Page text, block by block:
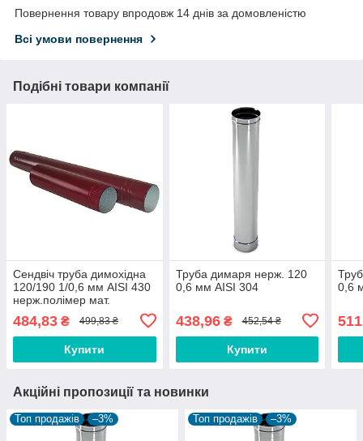
Повернення товару впродовж 14 днів за домовленістю
Всі умови повернення
Подібні товари компанії
Сендвіч труба димохідна
120/190 1/0,6 мм AISI 430
нерж.полімер мат.
484,83 ₴ 499,83 ₴
Купити
Труба димаря нерж. 120
0,6 мм AISI 304
438,96₴ 452,54 ₴
Купити
0,6
Акційні пропозиції та новинки
Топ продажів –3% Топ продажів –3%